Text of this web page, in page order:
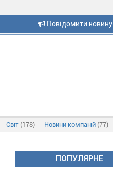
Повідомити новину
Світ (178) Новини компаній (77)
ПОПУЛЯРНЕ